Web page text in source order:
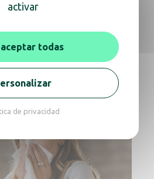
descubrir
activar
aceptar todas
de privacidad